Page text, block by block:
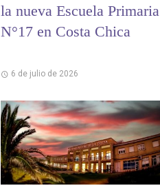
la nueva Escuela Primaria
N°17 en Costa Chica
6 de julio de 2026